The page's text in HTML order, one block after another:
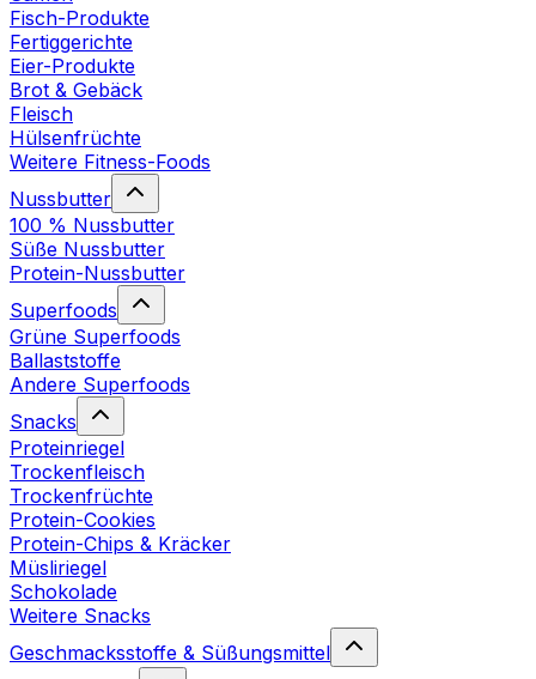
Fisch-Produkte
Fertiggerichte
Eier-Produkte
Brot & Gebäck
Fleisch
Hülsenfrüchte
Weitere Fitness-Foods
Nussbutter
100 % Nussbutter
Süße Nussbutter
Protein-Nussbutter
Superfoods
Grüne Superfoods
Ballaststoffe
Andere Superfoods
Snacks
Proteinriegel
Trockenfleisch
Trockenfrüchte
Protein-Cookies
Protein-Chips & Kräcker
Müsliriegel
Schokolade
Weitere Snacks
Geschmacksstoffe & Süßungsmittel